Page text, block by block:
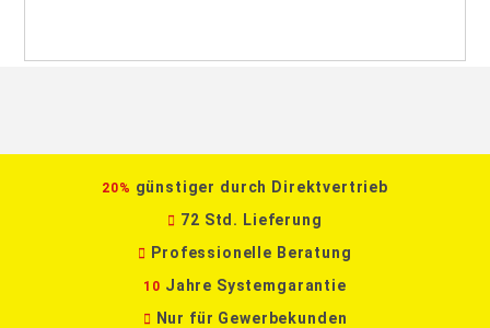
20% günstiger durch Direktvertrieb
72 Std. Lieferung
Professionelle Beratung
10 Jahre Systemgarantie
Nur für Gewerbekunden